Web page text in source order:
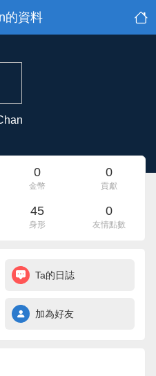
的資料
0
金幣
0
貢獻
45
身形
0
友情點數
Ta的日誌
加為好友